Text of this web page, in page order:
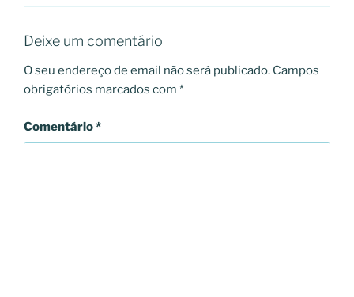
Deixe um comentário
O seu endereço de email não será publicado. Campos
obrigatórios marcados com *
Comentário*